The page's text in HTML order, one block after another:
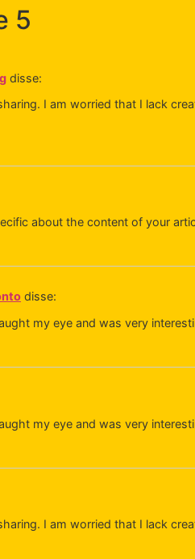
5
disse:
I am worried that I lack
about the content of your
disse:
my eye and was very
my eye and was very
I am worried that I lack